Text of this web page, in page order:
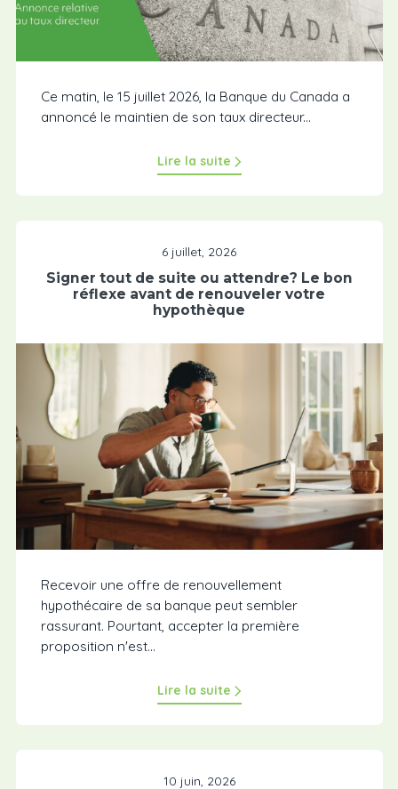
Ce matin, le 15 juillet 2026, la Banque du Canada a
annoncé le maintien de son taux directeur...
Lire la suite
6 juillet, 2026
Signer tout de suite ou attendre? Le bon
réflexe avant de renouveler votre
hypothèque
Recevoir une offre de renouvellement
hypothécaire de sa banque peut sembler
rassurant. Pourtant, accepter la première
proposition n'est...
Lire la suite
10 juin, 2026